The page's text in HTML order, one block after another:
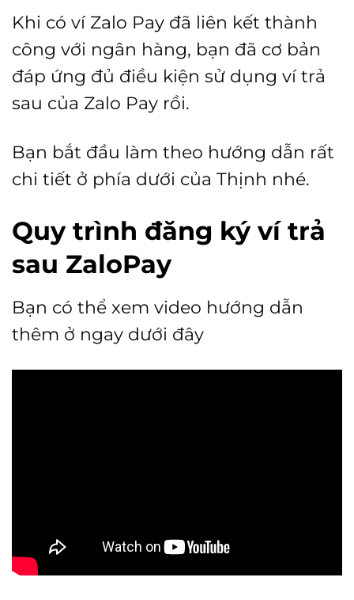
Khi có ví Zalo Pay đã liên kết thành
công với ngân hàng, bạn đã cơ bản
đáp ứng đủ điều kiện sử dụng ví trả
sau của Zalo Pay rồi.
Bạn bắt đầu làm theo hướng dẫn rất
chi tiết ở phía dưới của Thịnh nhé.
Quy trình đăng ký ví trả
sau ZaloPay
Bạn có thể xem video hướng dẫn
thêm ở ngay dưới đây